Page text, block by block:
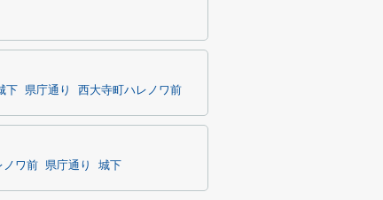
下 県庁通り 西大寺町ハレノワ前
ノワ前 県庁通り 城下